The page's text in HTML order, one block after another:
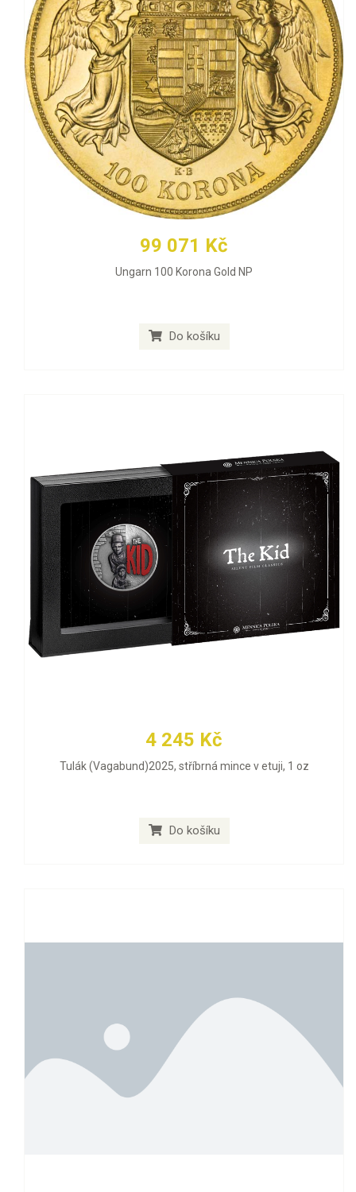
99 071 Kč
Ungarn 100 Korona Gold NP
Do košíku
4 245 Kč
Tulák (Vagabund)2025, stříbrná mince v etuji, 1 oz
Do košíku